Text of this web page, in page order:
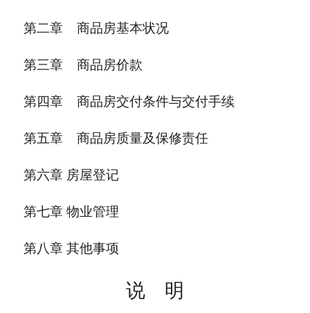
第二章 商品房基本状况
第三章 商品房价款
第四章 商品房交付条件与交付手续
第五章 商品房质量及保修责任
第六章 房屋登记
第七章 物业管理
第八章 其他事项
说 明